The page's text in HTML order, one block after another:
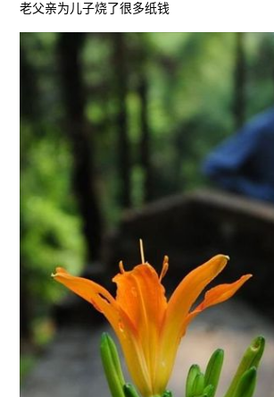
老父亲为儿子烧了很多纸钱